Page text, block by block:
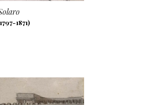
1871)